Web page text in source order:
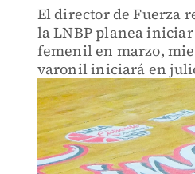
El director de Fuerza
la LNBP planea
femenil en marzo,
varonil iniciará en